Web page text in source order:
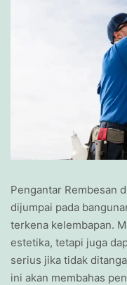
Pengantar Rembesan
dijumpai pada
terkena kelembapan.
estetika, tetapi juga
serius jika tidak
ini akan membahas